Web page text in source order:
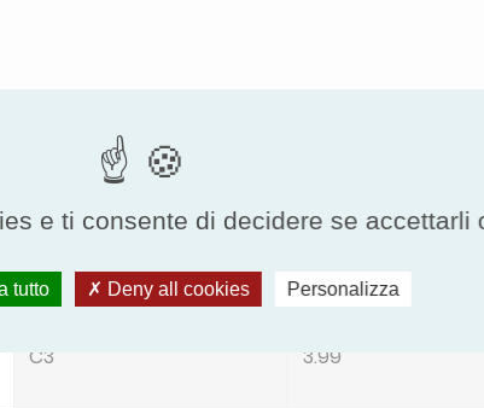
%
C3 3.99
e ti consente di decidere se accettarli
tutto Deny all cookies Personalizza